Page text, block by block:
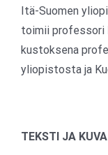
Itä-Suomen
toimii professori
kustoksena
yliopistosta ja
TEKSTI JA